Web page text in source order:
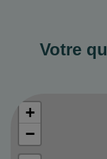
Votre
+
−